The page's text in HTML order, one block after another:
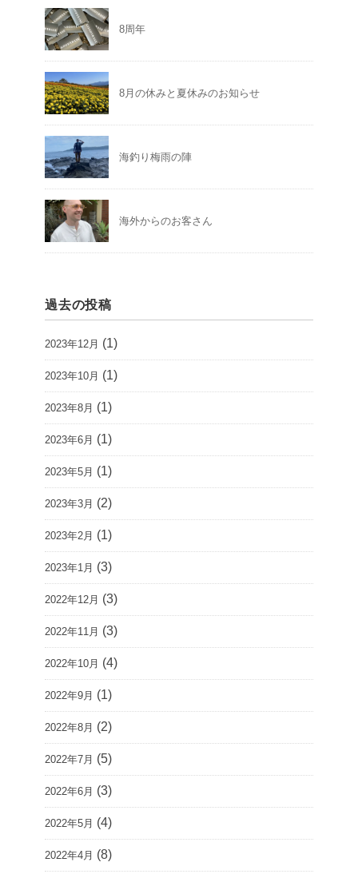
8周年
8月の休みと夏休みのお知らせ
海釣り梅雨の陣
海外からのお客さん
過去の投稿
2023年12月 (1)
2023年10月 (1)
2023年8月 (1)
2023年6月 (1)
2023年5月 (1)
2023年3月 (2)
2023年2月 (1)
2023年1月 (3)
2022年12月 (3)
2022年11月 (3)
2022年10月 (4)
2022年9月 (1)
2022年8月 (2)
2022年7月 (5)
2022年6月 (3)
2022年5月 (4)
2022年4月 (8)